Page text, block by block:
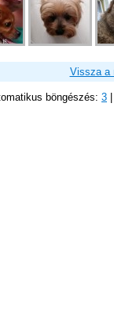
Vissza a
böngészés: 3